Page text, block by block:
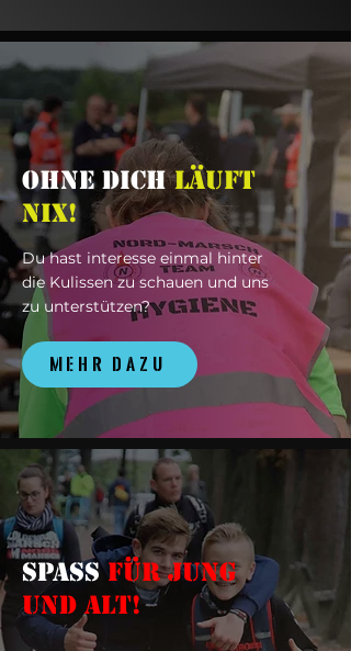
OHNE DICHLÄUFT
NIX!
Du hast interesse einmal hinter
die Kulissen zu schauen und uns
zu unterstützen?
MEHR DAZU
SPASSFÜR JUNG
UND ALT!